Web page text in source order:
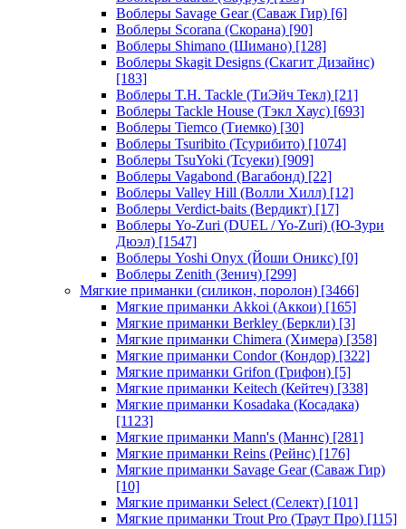
Воблеры Savage Gear (Саваж Гир) [6]
Воблеры Scorana (Скорана) [90]
Воблеры Shimano (Шимано) [128]
Воблеры Skagit Designs (Скагит Дизайнс)
[183]
Воблеры T.H. Tackle (ТиЭйч Текл) [21]
Воблеры Tackle House (Тэкл Хаус) [693]
Воблеры Tiemco (Тиемко) [30]
Воблеры Tsuribito (Тсурибито) [1074]
Воблеры TsuYoki (Тсуеки) [909]
Воблеры Vagabond (Вагабонд) [22]
Воблеры Valley Hill (Волли Хилл) [12]
Воблеры Verdict-baits (Вердикт) [17]
Воблеры Yo-Zuri (DUEL / Yo-Zuri) (Ю-Зури
Дюэл) [1547]
Воблеры Yoshi Onyx (Йоши Оникс) [0]
Воблеры Zenith (Зенич) [299]
Мягкие приманки (силикон, поролон) [3466]
Мягкие приманки Akkoi (Аккои) [165]
Мягкие приманки Berkley (Беркли) [3]
Мягкие приманки Chimera (Химера) [358]
Мягкие приманки Condor (Кондор) [322]
Мягкие приманки Grifon (Грифон) [5]
Мягкие приманки Keitech (Кейтеч) [338]
Мягкие приманки Kosadaka (Косадака)
[1123]
Мягкие приманки Mann's (Маннс) [281]
Мягкие приманки Reins (Рейнс) [176]
Мягкие приманки Savage Gear (Саваж Гир)
[10]
Мягкие приманки Select (Селект) [101]
Мягкие приманки Trout Pro (Траут Про) [115]